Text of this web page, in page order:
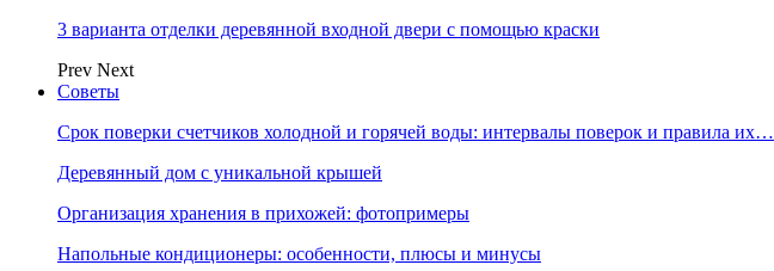
3 варианта отделки деревянной входной двери с помощью краски
Prev Next
Советы
Срок поверки счетчиков холодной и горячей воды: интервалы поверок и правила их…
Деревянный дом с уникальной крышей
Организация хранения в прихожей: фотопримеры
Напольные кондиционеры: особенности, плюсы и минусы